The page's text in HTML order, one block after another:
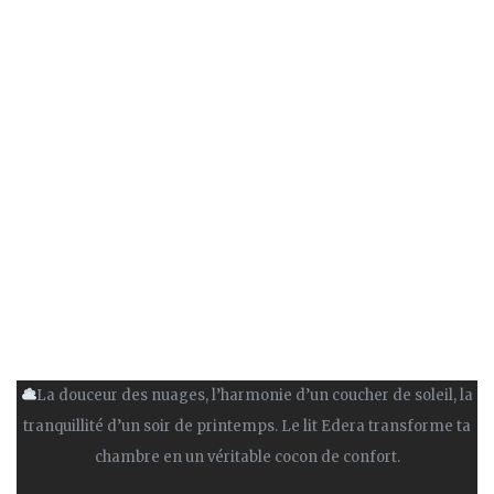
La douceur des nuages, l’harmonie d’un coucher de soleil, la
tranquillité d’un soir de printemps. Le lit Edera transforme ta
chambre en un véritable cocon de confort.